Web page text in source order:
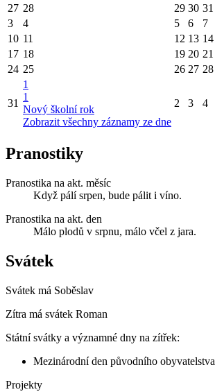
27 28 29 30 31
3
4 5 6 7
10 11 12 13 14
17 18 19 20 21
24 25 26 27 28
31
1
1
Nový školní rok
Zobrazit všechny záznamy ze dne
2 3 4
Pranostiky
Pranostika na akt. měsíc
Když pálí srpen, bude pálit i víno.
Pranostika na akt. den
Málo plodů v srpnu, málo včel z jara.
Svátek
Svátek má Soběslav
Zítra má svátek Roman
Státní svátky a významné dny na zítřek:
Mezinárodní den původního obyvatelstva
Projekty